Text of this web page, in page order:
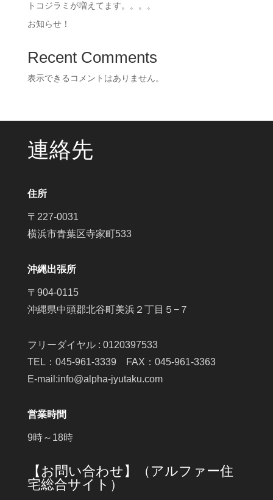
トコジラミが増えてます。。。。
お知らせ！
Recent Comments
表示できるコメントはありません。
連絡先
住所
〒227-0031
横浜市青葉区寺家町533
沖縄出張所
〒904-0115
沖縄県中頭郡北谷町美浜２丁目５−７
フリーダイヤル : 0120397533
TEL：045-961-3339 FAX：045-961-3363
E-mail:info@alpha-jyutaku.com
営業時間
9時～18時
【お問い合わせ】（アルファー住
宅総合サイト）